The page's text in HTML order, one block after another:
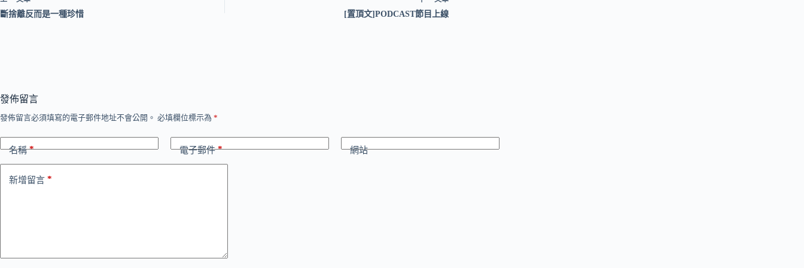
斷捨離反而是一種珍惜 [置頂文]PODCAST節目上線
發佈留言
發佈留言必須填寫的電子郵件地址不會公開。 必填欄位標示為 *
名稱* 電子郵件* 網站
新增留言 *